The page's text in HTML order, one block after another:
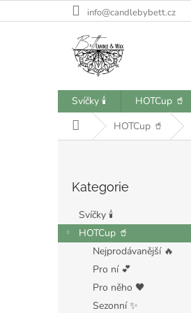
na
info@candlebybett.cz
Svíčky 🕯️ HOTCup 🥤
Domů HOTCup 🥤
a
n
kategorie
Kategorie
Svíčky 🕯️
HOTCup 🥤
Nejprodávanější 🔥
Pro ní 💕
Pro něho 🖤
Sezonní ✨